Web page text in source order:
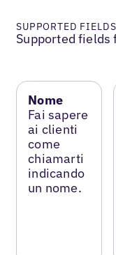
SUPPORTED FIELDS
Supported
Nome
Fai sapere
ai clienti
come
chiamarti
indicando
un nome.